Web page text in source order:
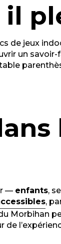
il
de jeux
un
— enfants,
,
Morbihan